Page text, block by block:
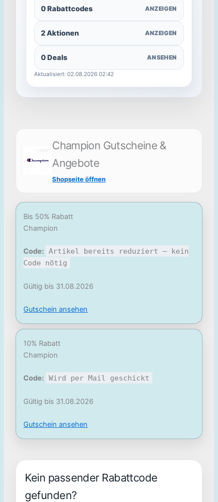
0 Rabattcodes ANZEIGEN
2 Aktionen ANZEIGEN
0 Deals ANSEHEN
Aktualisiert: 02.08.2026 02:42
Champion Gutscheine &
Angebote
Shopseite öffnen
Bis 50% Rabatt
Champion
Code:
Artikel bereits reduziert – kein
Code nötig
Gültig bis 31.08.2026
Gutschein ansehen
10% Rabatt
Champion
Code: Wird per Mail geschickt
Gültig bis 31.08.2026
Gutschein ansehen
Kein passender Rabattcode
gefunden?